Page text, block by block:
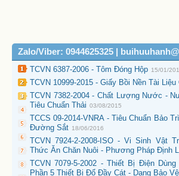
Zalo/Viber: 0944625325 |
TCVN 6387-2006 - Tôm Đóng Hộp 15/01/
TCVN 10999-2015 - Giấy Bồi Nền Tài Liệu
TCVN 7382-2004 - Chất Lượng Nước -
Tiêu Chuẩn Thải 03/08/2015
TCCS 09-2014-VNRA - Tiêu Chuẩn Bảo
Đường Sắt 18/06/2016
TCVN 7924-2-2008-ISO - Vi Sinh Vật
Thức Ăn Chăn Nuôi - Phương Pháp Định
TCVN 7079-5-2002 - Thiết Bị Điện
Phần 5 Thiết Bị Đổ Đầy Cát - Dạng Bảo Vệ